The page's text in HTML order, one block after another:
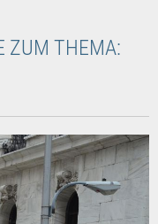
ZUM THEMA: